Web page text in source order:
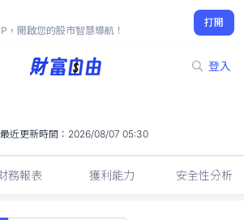
，開啟您的股市智慧導航！
打開
登入
18.65
-0.26%
最近更新時間： 2026/08/07 05:30
務報表 獲利能力 安全性分析